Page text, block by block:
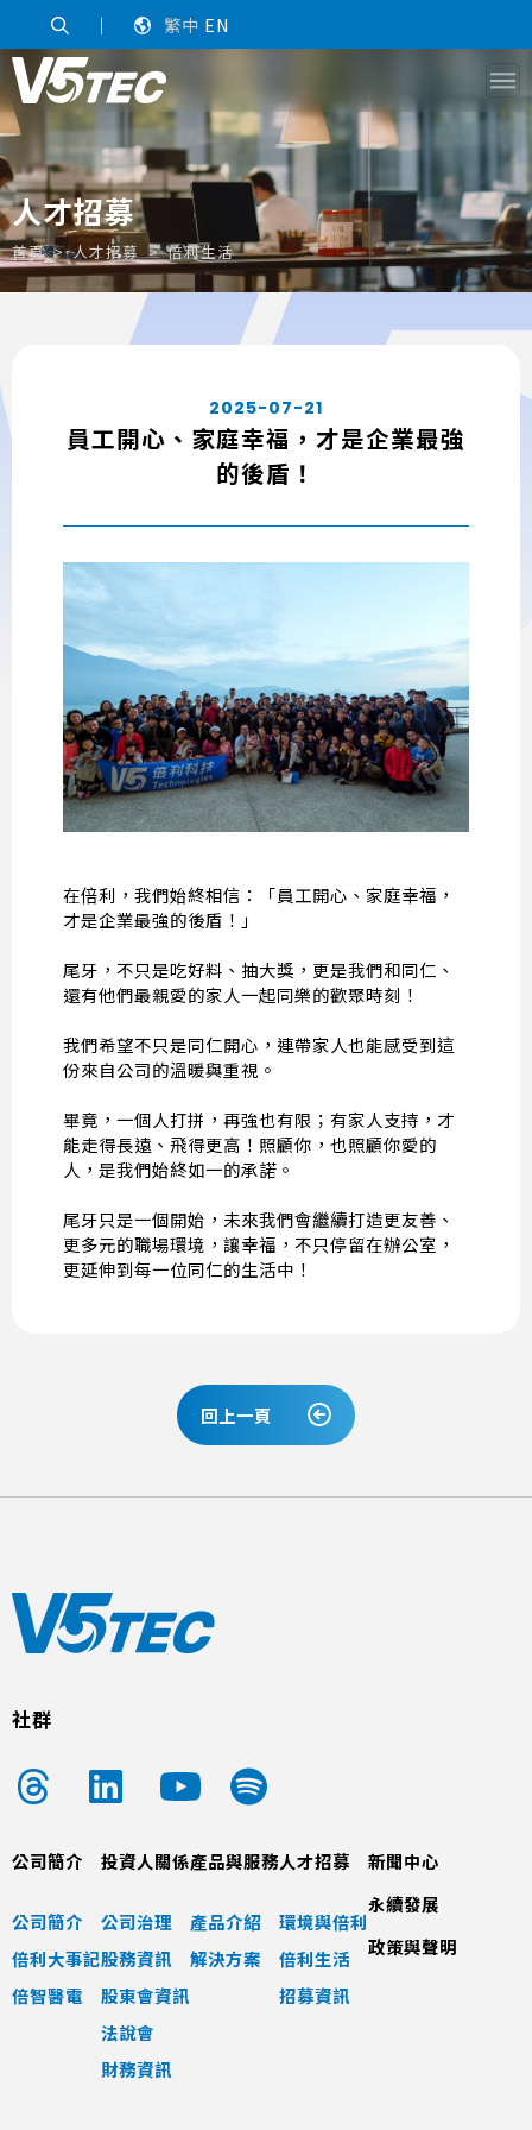
｜ 繁中 EN
人才招募
首頁 人才招募 倍利生活
2025-07-21
員工開心、家庭幸福，才是企業最強
的後盾！
在倍利，我們始終相信：「員工開心、家庭幸福，
才是企業最強的後盾！」
尾牙，不只是吃好料、抽大獎，更是我們和同仁、
還有他們最親愛的家人一起同樂的歡聚時刻！
我們希望不只是同仁開心，連帶家人也能感受到這
份來自公司的溫暖與重視。
畢竟，一個人打拼，再強也有限；有家人支持，才
能走得長遠、飛得更高！照顧你，也照顧你愛的
人，是我們始終如一的承諾。
尾牙只是一個開始，未來我們會繼續打造更友善、
更多元的職場環境，讓幸福，不只停留在辦公室，
更延伸到每一位同仁的生活中！
回上一頁
社群
公司簡介
公司簡介
倍利大事記
倍智醫電
投資人關係
公司治理
股務資訊
股東會資訊
法說會
財務資訊
產品與服務
產品介紹
解決方案
人才招募
環境與倍利
倍利生活
招募資訊
新聞中心
永續發展
政策與聲明